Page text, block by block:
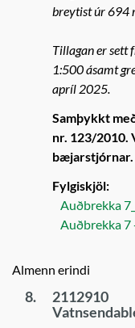
breytist úr 694
Tillagan er sett
1:500 ásamt
apríl 2025.
Samþykkt
nr. 123/2010.
bæjarstjórnar.
Fylgiskjöl:
Auðbrekka
Auðbrekka 7
Almenn erindi
8.
2112910